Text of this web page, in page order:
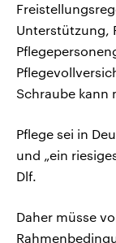
Unterstützung,
Schraube kann
Pflege sei in
und „ein
Dlf.
Daher müsse